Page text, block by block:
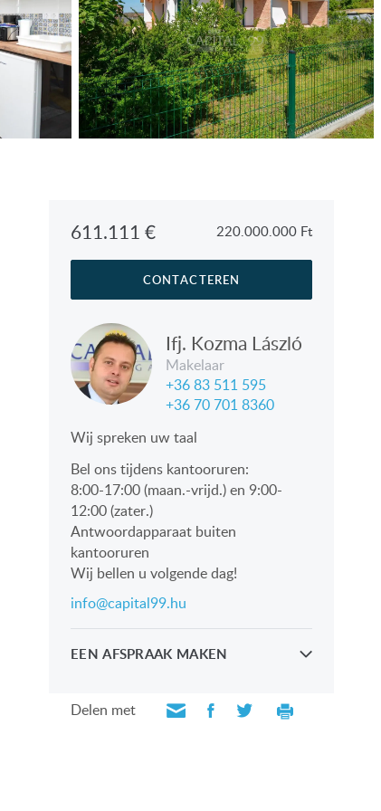
611.111 € 220.000.000 Ft
CONTACTEREN
Ifj. Kozma László
Makelaar
+36 83 511 595
+36 70 701 8360
Wij spreken uw taal
Bel ons tijdens kantooruren:
8:00-17:00 (maan.-vrijd.) en 9:00-
12:00 (zater.)
Antwoordapparaat buiten
kantooruren
Wij bellen u volgende dag!
info@capital99.hu
EEN AFSPRAAK MAKEN
professionals
Delen met